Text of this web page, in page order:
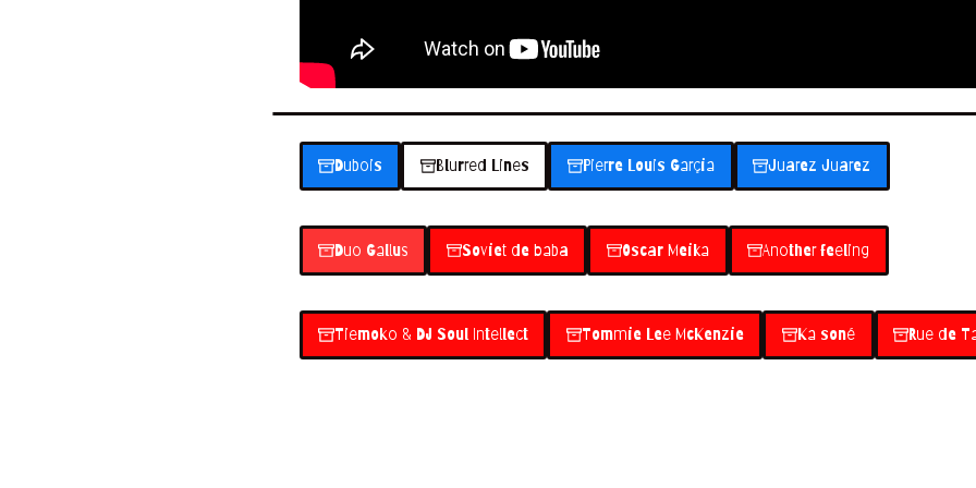
Dubois Blurred Lines Pierre Louis Garçia Juarez Juarez
Duo Gallus Soviet de baba Oscar Meika Another feeling
Tiemoko & DJ Soul Intellect Tommie Lee McKenzie Ka soné Rue de